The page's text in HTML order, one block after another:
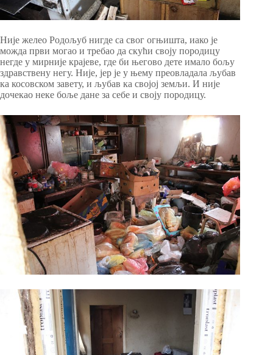
Није желео Родољуб нигде са свог огњишта, иако је
можда први могао и требао да скући своју породицу
негде у мирније крајеве, где би његово дете имало бољу
здравствену негу. Није, јер је у њему преовладала љубав
ка косовском завету, и љубав ка својој земљи. И није
дочекао неке боље дане за себе и своју породицу.